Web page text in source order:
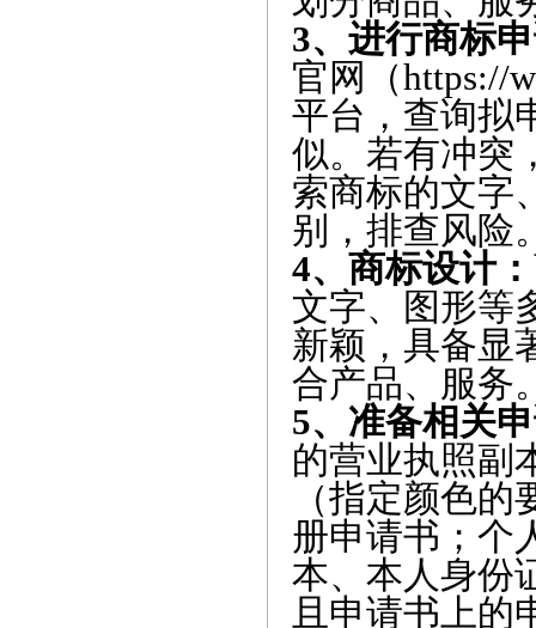
3、进行商标
官网（https://
平台，查询拟
似。若有冲突
索商标的文字
别，排查风险
4、商标设计：
文字、图形等
新颖，具备显
合产品、服务
5、准备相关
的营业执照副
（指定颜色
册申请书；个
本、本人身份
且申请书上的